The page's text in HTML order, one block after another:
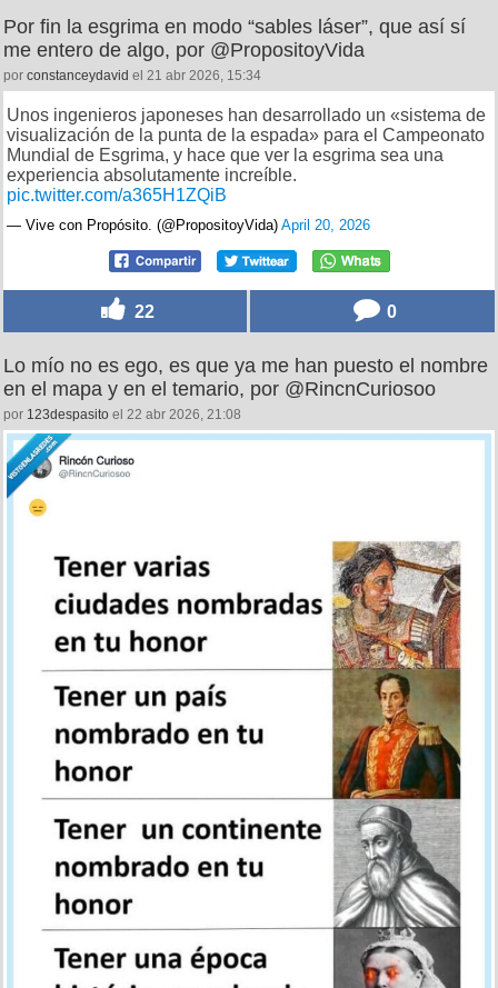
Por fin la esgrima en modo “sables láser”, que así sí
me entero de algo, por @PropositoyVida
por constanceydavid el 21 abr 2026, 15:34
Unos ingenieros japoneses han desarrollado un «sistema de
visualización de la punta de la espada» para el Campeonato
Mundial de Esgrima, y hace que ver la esgrima sea una
experiencia absolutamente increíble.
pic.twitter.com/a365H1ZQiB
— Vive con Propósito. (@PropositoyVida) April 20, 2026
22 0
Lo mío no es ego, es que ya me han puesto el nombre
en el mapa y en el temario, por @RincnCuriosoo
por 123despasito el 22 abr 2026, 21:08